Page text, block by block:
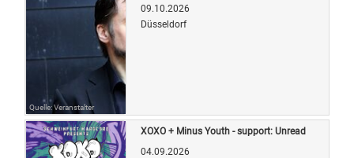
Quelle: Veranstalter
09.10.2026
Düsseldorf
XOXO + Minus Youth - support: Unread
04.09.2026